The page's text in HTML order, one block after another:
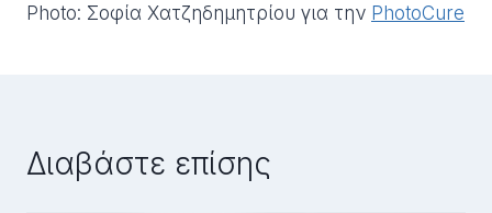
Photo: Σοφία Χατζηδημητρίου για την PhotoCure
Διαβάστε επίσης